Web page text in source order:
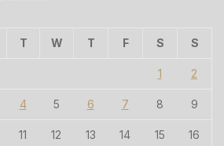
T W T F S S
1 2
4 5 6 7 8 9
11 12 13 14 15 16